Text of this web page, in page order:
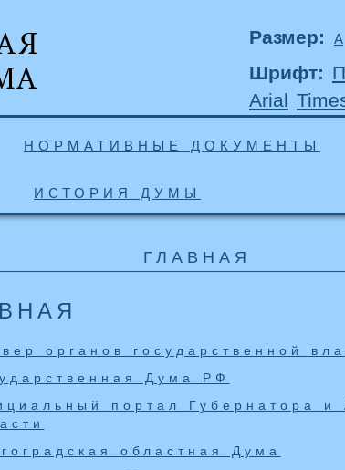
Размер: А
Шрифт:
Arial
НОРМАТИВНЫЕ ДОКУМЕНТЫ
ИСТОРИЯ ДУМЫ
ГЛАВНАЯ
органов государственной
Дума РФ
портал Губернатора и
областная Дума